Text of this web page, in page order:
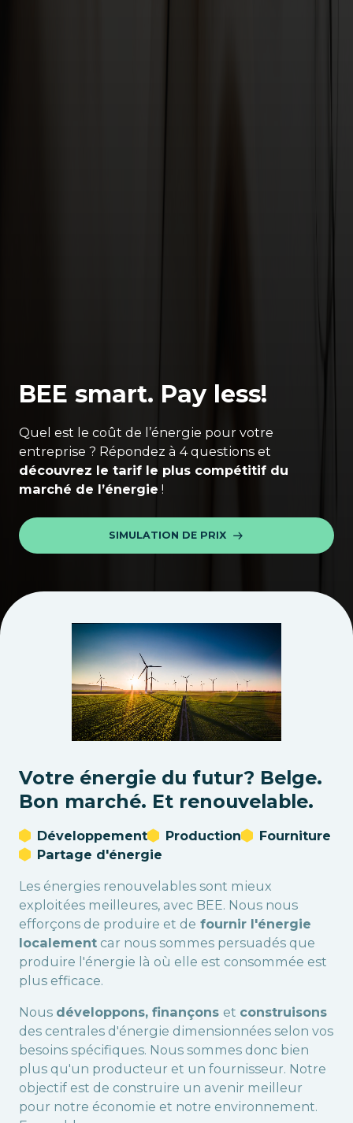
BEE smart. Pay less!
Quel est le coût de l’énergie pour votre
entreprise ? Répondez à 4 questions et
découvrez le tarif le plus compétitif du
marché de l’énergie !
SIMULATION DE PRIX
Votre énergie du futur? Belge.
Bon marché. Et renouvelable.
Développement Production
Fourniture
Partage d'énergie
Les énergies renouvelables sont mieux
exploitées meilleures, avec BEE. Nous nous
efforçons de produire et de fournir l'énergie
localement car nous sommes persuadés que
produire l'énergie là où elle est consommée est
plus efficace.
Nous développons, finançons et construisons
des centrales d'énergie dimensionnées selon vos
besoins spécifiques. Nous sommes donc bien
plus qu'un producteur et un fournisseur. Notre
objectif est de construire un avenir meilleur
pour notre économie et notre environnement.